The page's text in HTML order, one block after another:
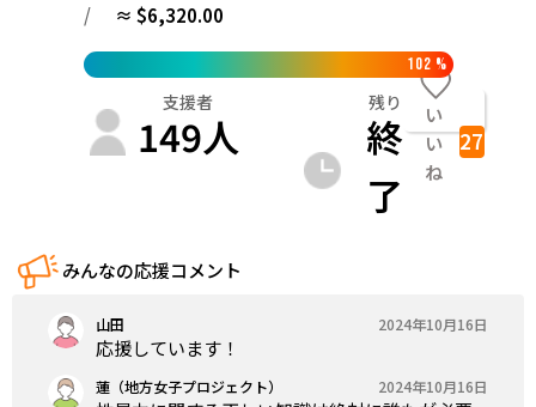
/ ≈ $6,320.00
102 %
支援者
149人
残り
終
了
い
い
ね
27
みんなの応援コメント
山田 2024年10月16日
応援しています！
蓮（地方女子プロジェクト） 2024年10月16日